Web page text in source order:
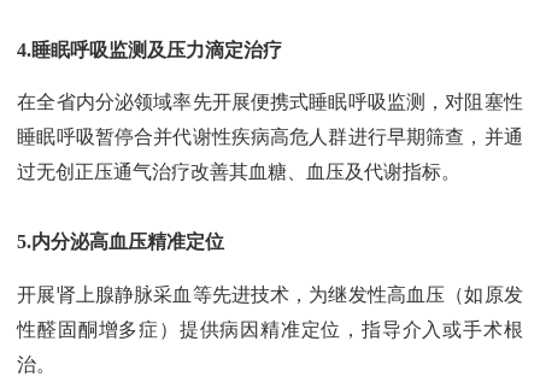
4.睡眠呼吸监测及压力滴定治疗
在全省内分泌领域率先开展便携式睡眠呼吸监测，对阻塞性
睡眠呼吸暂停合并代谢性疾病高危人群进行早期筛查，并通
过无创正压通气治疗改善其血糖、血压及代谢指标。
5.内分泌高血压精准定位
开展肾上腺静脉采血等先进技术，为继发性高血压（如原发
性醛固酮增多症）提供病因精准定位，指导介入或手术根
治。